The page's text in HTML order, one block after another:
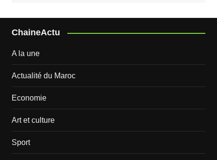
ChaineActu
A la une
Actualité du Maroc
Economie
Art et culture
Sport